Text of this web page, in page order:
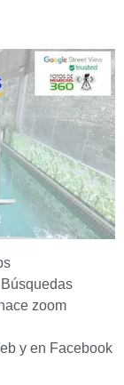
zoom
y en Facebook